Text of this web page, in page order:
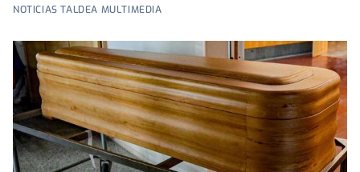
NOTICIAS TALDEA MULTIMEDIA